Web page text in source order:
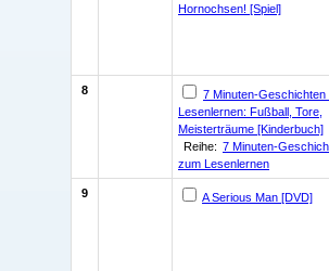
Hornochsen! [Spiel]
8
7 Minuten-Geschichten
Lesenlernen: Fußball, Tore,
Meisterträume [Kinderbuch]
Reihe: 7 Minuten-
zum Lesenlernen
9 A Serious Man [DVD]